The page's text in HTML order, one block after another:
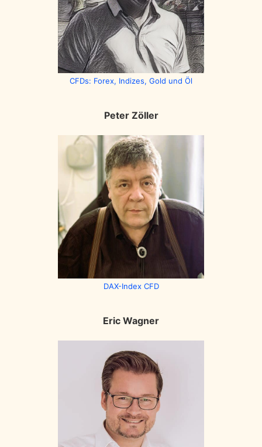
CFDs: Forex, Indizes, Gold und Öl
Peter Zöller
DAX-Index CFD
Eric Wagner